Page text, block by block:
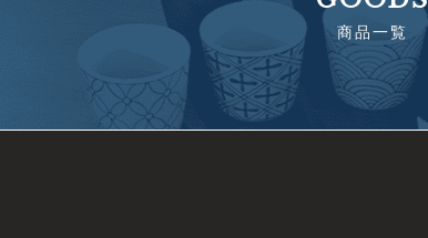
商品一覧